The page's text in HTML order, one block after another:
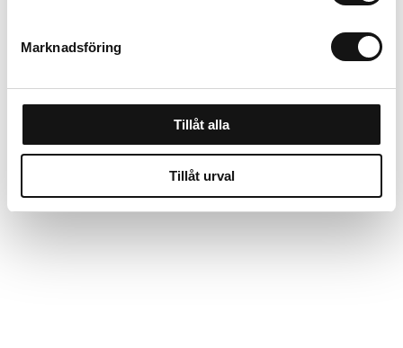
Marknadsföring
Tillåt alla
Tillåt urval